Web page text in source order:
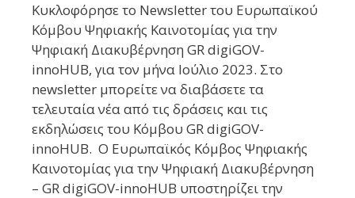
Κυκλοφόρησε το Newsletter του Ευρωπαϊκού
Κόμβου Ψηφιακής Καινοτομίας για την
Ψηφιακή Διακυβέρνηση GR digiGOV-
innoHUB, για τον μήνα Ιούλιο 2023. Στο
newsletter μπορείτε να διαβάσετε τα
τελευταία νέα από τις δράσεις και τις
εκδηλώσεις του Κόμβου GR digiGOV-
innoHUB. O Ευρωπαϊκός Κόμβος Ψηφιακής
Καινοτομίας για την Ψηφιακή Διακυβέρνηση
– GR digiGOV-innoHUB υποστηρίζει την